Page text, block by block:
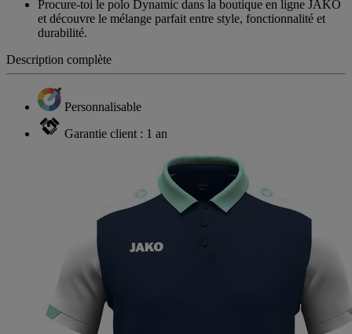
Procure-toi le polo Dynamic dans la boutique en ligne JAKO
et découvre le mélange parfait entre style, fonctionnalité et
durabilité.
Description complète
Personnalisable
Garantie client : 1 an